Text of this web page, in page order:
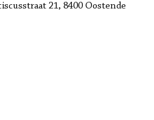
21, 8400 Oostende